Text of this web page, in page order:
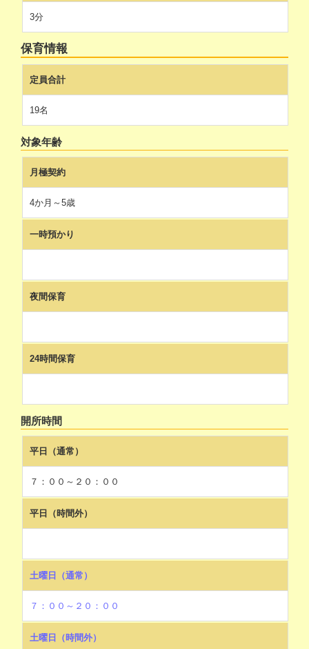
3分
保育情報
定員合計
19名
対象年齢
月極契約
4か月～5歳
一時預かり
夜間保育
24時間保育
開所時間
平日（通常）
７：００～２０：００
平日（時間外）
土曜日（通常）
７：００～２０：００
土曜日（時間外）